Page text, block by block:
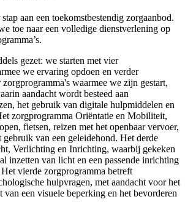
aan een toekomstbestendig zorgaanbod.
toe naar een volledige dienstverlening op
gezet: we starten met vier
we ervaring opdoen en verder
waarmee we zijn gestart,
aandacht wordt besteed aan
het gebruik van digitale hulpmiddelen en
zorgprogramma Oriëntatie en Mobiliteit,
fietsen, reizen met het openbaar vervoer,
van een geleidehond. Het derde
Verlichting en Inrichting, waarbij gekeken
inzetten van licht en een passende inrichting
vierde zorgprogramma betreft
hulpvragen, met aandacht voor het
van een visuele beperking en het bevorderen